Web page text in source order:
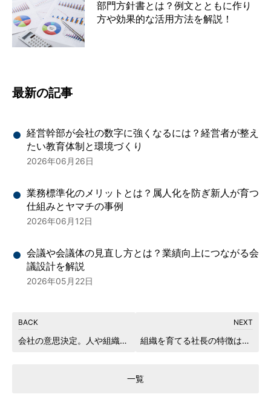
部門方針書とは？例文とともに作り
方や効果的な活用方法を解説！
最新の記事
経営幹部が会社の数字に強くなるには？経営者が整え
たい教育体制と環境づくり
2026年06月26日
業務標準化のメリットとは？属人化を防ぎ新人が育つ
仕組みとヤマチの事例
2026年06月12日
会議や会議体の見直し方とは？業績向上につながる会
議設計を解説
2026年05月22日
会社の意思決定。人や組織が動くのはトップダウンよりボトムアップ？
一覧
組織を育てる社長の特徴は？これからのリーダーの役割は「支援者」